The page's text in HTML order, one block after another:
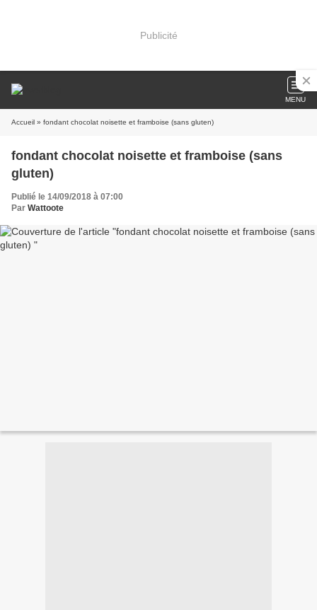
Publicité
MENU
Accueil » fondant chocolat noisette et framboise (sans gluten)
fondant chocolat noisette et framboise (sans
gluten)
Publié le 14/09/2018 à 07:00
Par Wattoote